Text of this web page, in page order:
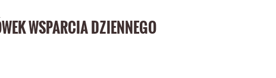
WSPARCIA DZIENNEGO